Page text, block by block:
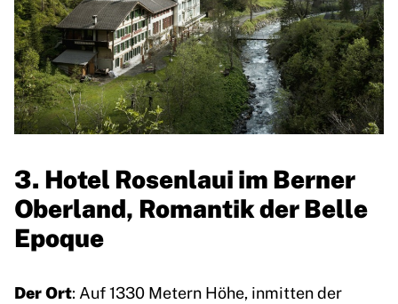
3. Hotel Rosenlaui im Berner
Oberland, Romantik der Belle
Epoque
Der Ort: Auf 1330 Metern Höhe, inmitten der